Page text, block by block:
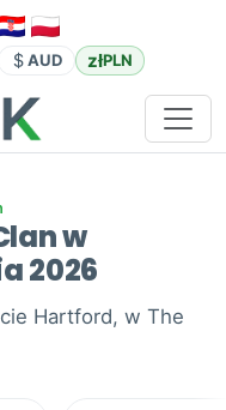
AUD złPLN
w
2026
Hartford, w The